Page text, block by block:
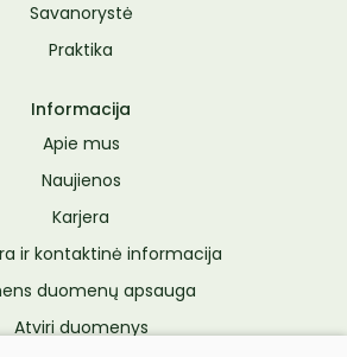
Savanorystė
Praktika
Informacija
Apie mus
Naujienos
Karjera
ir kontaktinė informacija
duomenų apsauga
Atviri duomenys